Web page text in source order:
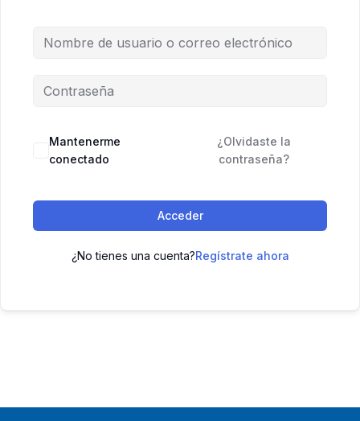
Mantenerme
conectado
¿Olvidaste la
contraseña?
Acceder
¿No tienes una cuenta?Regístrate ahora